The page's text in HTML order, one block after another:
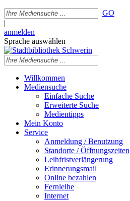
GO
|
anmelden
Sprache auswählen
Willkommen
Mediensuche
Einfache Suche
Erweiterte Suche
Medientipps
Mein Konto
Service
Anmeldung / Benutzung
Standorte / Öffnungszeiten
Leihfristverlängerung
Erinnerungsmail
Online bezahlen
Fernleihe
Internet